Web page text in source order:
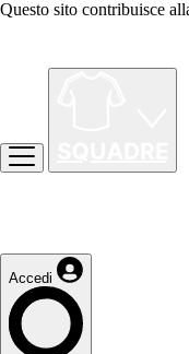
Questo sito contribuisce
Accedi